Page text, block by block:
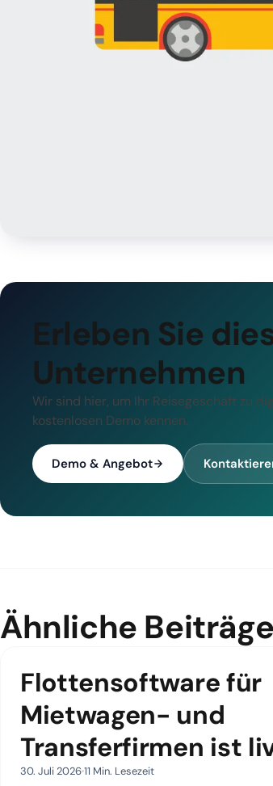
Erleben Sie
Unternehmen
Wir sind hier, um Ihr Reisegeschäft zu
kostenlosen Demo kennen.
Demo & Angebot
Ähnliche Beiträge
Flottensoftware für
Mietwagen- und
Transferfirmen ist
30. Juli 202611 Min. Lesezeit